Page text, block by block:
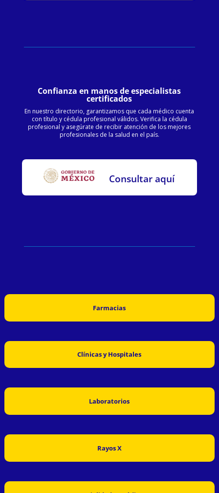
Confianza en manos de especialistas
certificados
En nuestro directorio, garantizamos que cada médico cuenta
con título y cédula profesional válidos. Verifica la cédula
profesional y asegúrate de recibir atención de los mejores
profesionales de la salud en el país.
Consultar aquí
Farmacias
Clínicas y Hospitales
Laboratorios
Rayos X